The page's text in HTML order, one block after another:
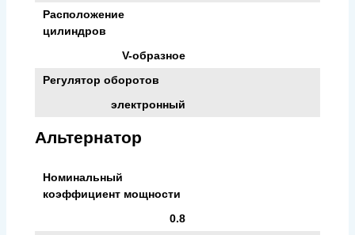
Расположение
цилиндров
V-образное
Регулятор оборотов
электронный
Альтернатор
Номинальный
коэффициент мощности
0.8